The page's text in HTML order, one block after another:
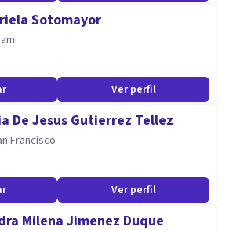
Sotomayor
Ver perfil
De Jesus Gutierrez Tellez
Francisco
Ver perfil
Milena Jimenez Duque